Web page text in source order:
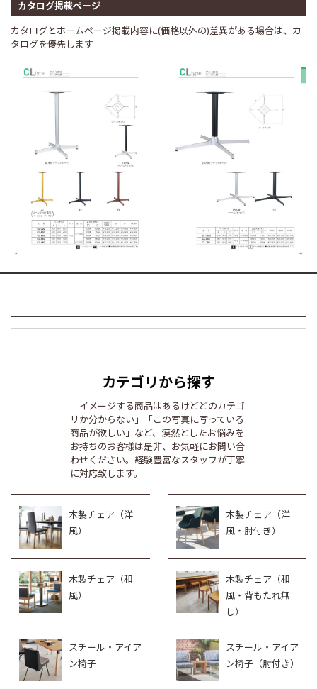
カタログ掲載ページ
カタログとホームページ掲載内容に(価格以外の)差異がある場合は、カ
タログを優先します
カテゴリから探す
「イメージする商品はあるけどどのカテゴ
リか分からない」「この写真に写っている
商品が欲しい」など、漠然としたお悩みを
お持ちのお客様は是非、お気軽にお問い合
わせください。経験豊富なスタッフが丁寧
に対応致します。
木製チェア（洋
風）
木製チェア（洋
風・肘付き）
木製チェア（和
風）
木製チェア（和
風・背もたれ無
し）
スチール・アイア
ン椅子
スチール・アイア
ン椅子（肘付き）